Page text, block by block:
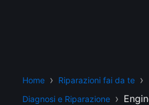
Home
Riparazioni fai da te
Diagnosi e Riparazione